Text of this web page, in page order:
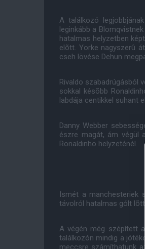
A találkozó
leginkább a
hatalmas helyzetben
elõtt. Yorke nagyszerû
cseh lövése Dehun
Rivaldo szabadrúgásból
sokkal késõbb
labdája centikkel suhant
Danny Webber
észre magát, ám végül
Ronaldinho helyzeténél.
Ismét a manchesteriek
távolról hatalmas gólt
A végén még szépített
találkozón mindig a
meccsre számíthatunk